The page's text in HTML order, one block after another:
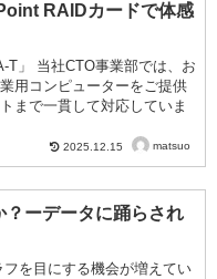
RAIDカードで体感
T」 当社CTO事業部では、お
用コンピューターをご提供
まで一貫して対応していま
2025.12.15 matsuo
？ーデータに踊らされ
を目にする機会が増えてい